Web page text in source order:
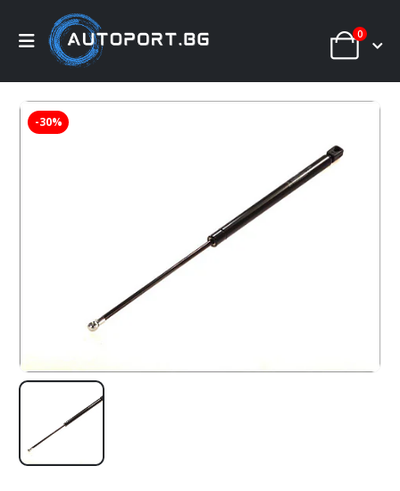
0
-30%